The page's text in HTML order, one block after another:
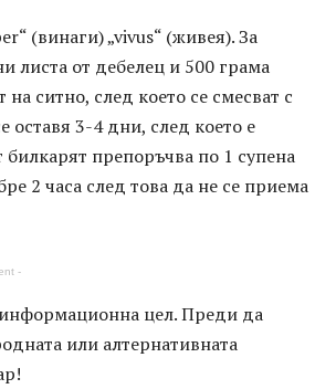
(винаги) „vivus“ (живея). За
листа от дебелец и 500 грама
ситно, след което се смесват с
оставя 3-4 дни, след което е
препоръчва по 1 супена
2 часа след това да не се приема
-
информационна цел. Преди да
или алтернативната